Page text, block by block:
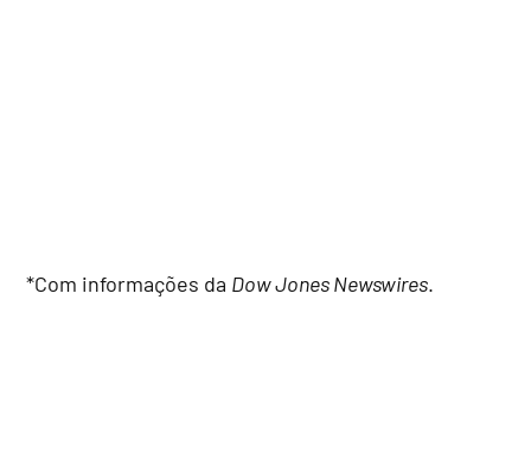
*Com informações da Dow Jones Newswires.